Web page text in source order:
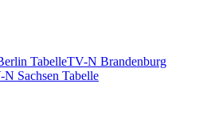
TabelleTV-N Brandenburg
N Sachsen Tabelle